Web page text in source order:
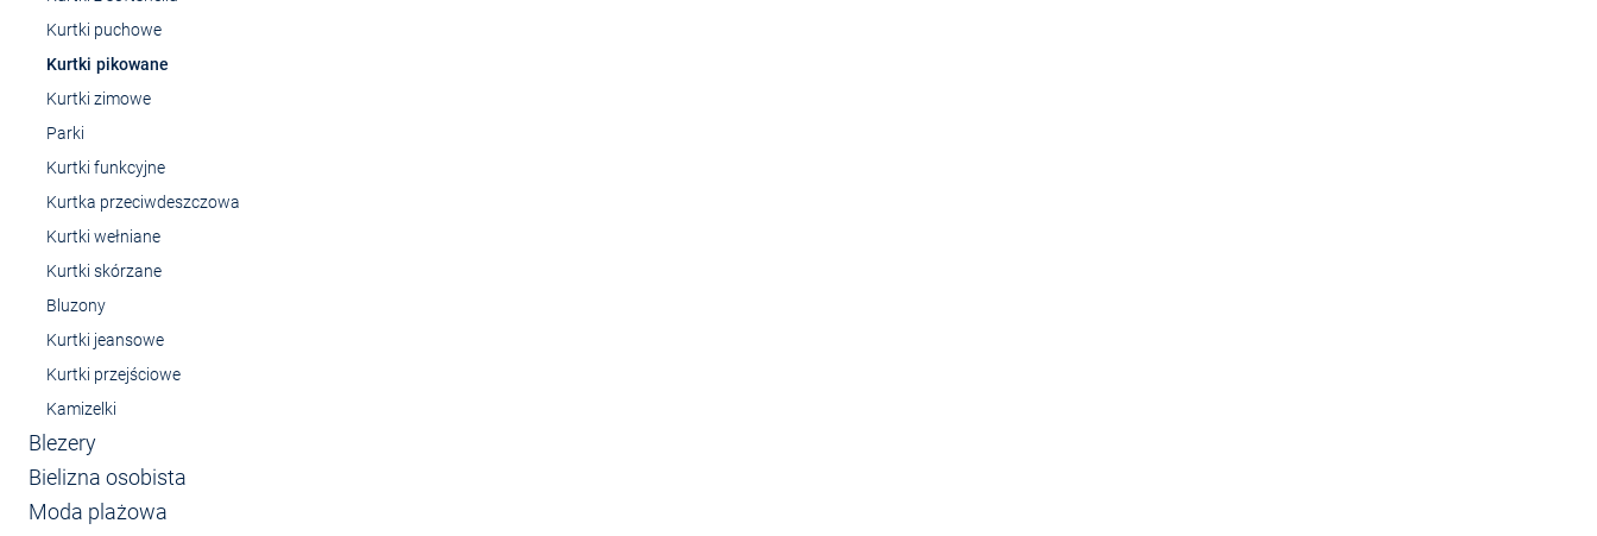
Kurtki puchowe
Kurtki pikowane
Kurtki zimowe
Parki
Kurtki funkcyjne
Kurtka przeciwdeszczowa
Kurtki wełniane
Kurtki skórzane
Bluzony
Kurtki jeansowe
Kurtki przejściowe
Kamizelki
Blezery
Bielizna osobista
Moda plażowa